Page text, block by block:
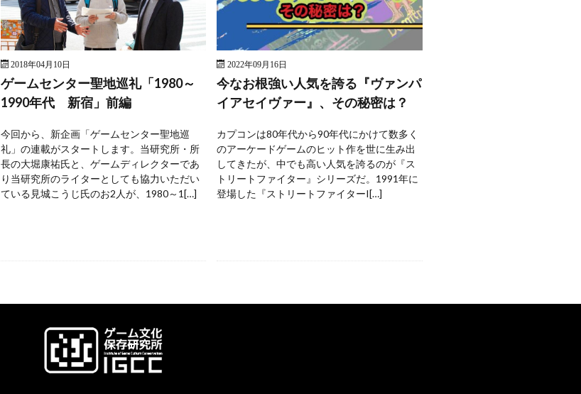
2018年04月10日
ゲームセンター聖地巡礼「1980～
1990年代 新宿」前編
今回から、新企画「ゲームセンター聖地巡
礼」の連載がスタートします。当研究所・所
長の大堀康祐氏と、ゲームディレクターであ
り当研究所のライターとしても協力いただい
ている見城こうじ氏のお2人が、1980～1[…]
2022年09月16日
今なお根強い人気を誇る『ヴァンパ
イアセイヴァー』、その秘密は？
カプコンは80年代から90年代にかけて数多く
のアーケードゲームのヒット作を世に生み出
してきたが、中でも高い人気を誇るのが『ス
トリートファイター』シリーズだ。1991年に
登場した『ストリートファイターI[…]